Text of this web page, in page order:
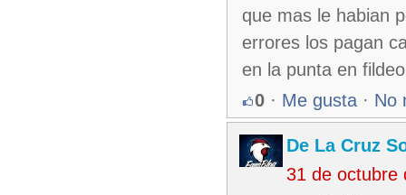
que mas le habian
errores los pagan
en la punta en
0 · Me gusta · No
De La Cruz
31 de octubre